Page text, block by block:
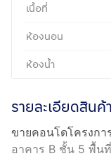
เนื้อที่
ห้องนอน
ห้องน้ำ
รายละเอียดสินค้า
ขายคอนโดโครงกา
อาคาร B ชั้น 5 พื้น